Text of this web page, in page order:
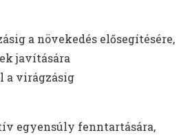
a növekedés elősegítésére,
javítására
a virágzásig
egyensúly fenntartására,